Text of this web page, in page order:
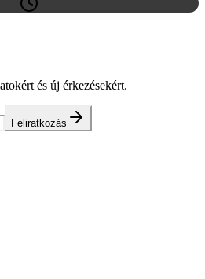
és új érkezésekért.
Feliratkozás